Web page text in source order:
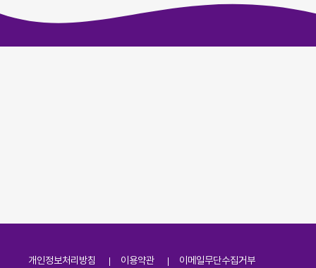
개인정보처리방침 이용약관 이메일무단수집거부